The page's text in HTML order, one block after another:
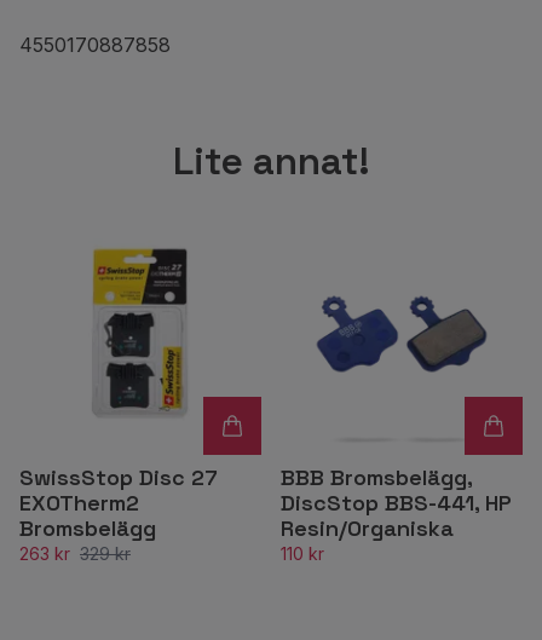
4550170887858
Lite annat!
SwissStop Disc 27
EXOTherm2
Bromsbelägg
263 kr 329 kr
BBB Bromsbelägg,
DiscStop BBS-441, HP
Resin/Organiska
110 kr